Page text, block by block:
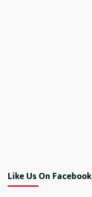
Like Us On Facebook